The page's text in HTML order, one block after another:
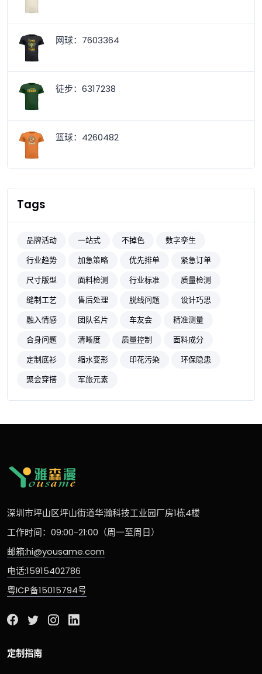
网球：7603364
徒步：6317238
篮球：4260482
Tags
品牌活动 一站式 不掉色
数字孪生
行业趋势
加急策略 优先排单
紧急订单
尺寸版型
面料检测 行业标准
质量检测
缝制工艺
售后处理 脱线问题
设计巧思
融入情感
团队名片 车友会
精准测量
合身问题
清晰度 质量控制
面料成分
定制底衫
缩水变形 印花污染
环保隐患
聚会穿搭
军旅元素
深圳市坪山区坪山街道华瀚科技工业园厂房1栋4楼
工作时间：09:00-21:00（周一至周日）
邮箱:hi@yousame.com
电话:15915402786
粤ICP备15015794号
定制指南